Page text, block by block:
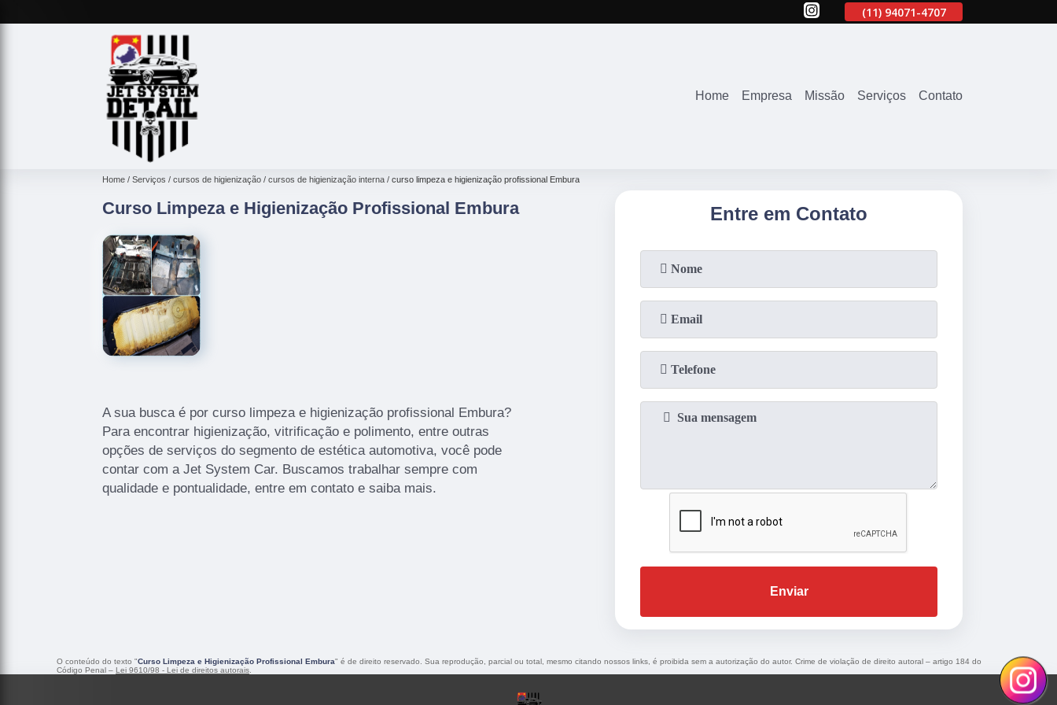
2645-2863 (11) 94071-4707
Home Empresa Missão Serviços Contato
Home Serviços cursos de higienização cursos de higienização interna curso limpeza e higienização profissional Embura
Curso Limpeza e Higienização Profissional Embura
A sua busca é por curso limpeza e higienização profissional Embura?
Para encontrar higienização, vitrificação e polimento, entre outras
opções de serviços do segmento de estética automotiva, você pode
contar com a Jet System Car. Buscamos trabalhar sempre com
qualidade e pontualidade, entre em contato e saiba mais.
Entre em Contato
Enviar
O conteúdo do texto "Curso Limpeza e Higienização Profissional Embura" é de direito reservado. Sua reprodução, parcial ou total, mesmo citando nossos links, é proibida sem a autorização do autor. Crime de violação de direito autoral – artigo 184 do
Código Penal – Lei 9610/98 - Lei de direitos autorais.